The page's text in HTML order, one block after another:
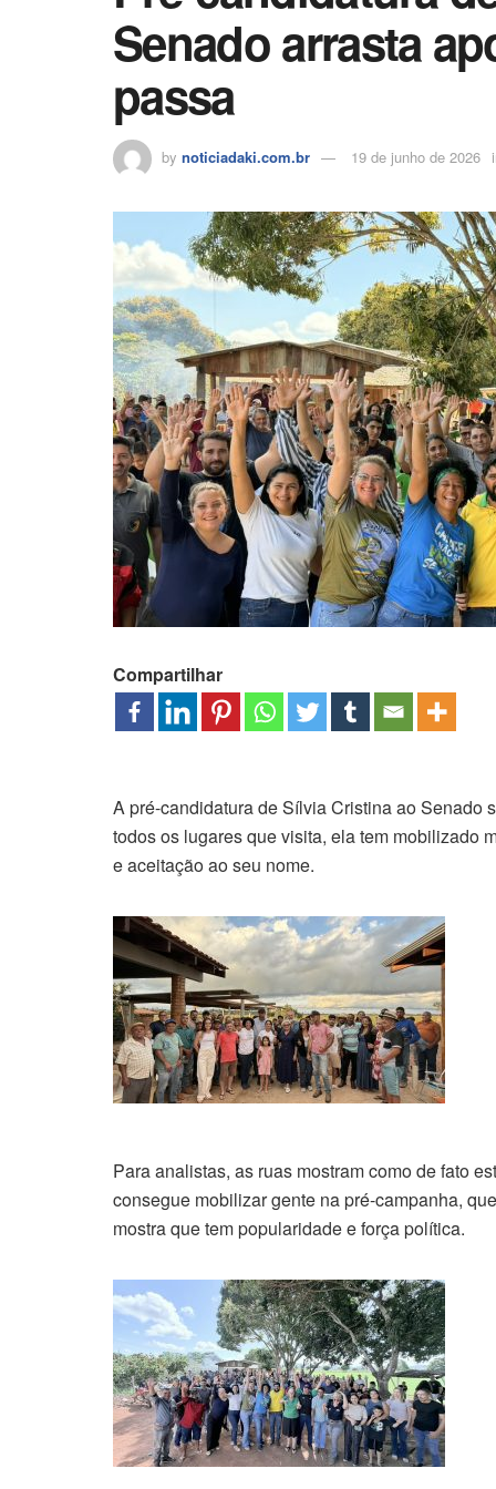
Senado arrasta
passa
by noticiadaki.com.br 19 de junho de 2026
Compartilhar
A pré-candidatura de Sílvia Cristina ao Senado
todos os lugares que visita, ela tem mobilizado
e aceitação ao seu nome.
Para analistas, as ruas mostram como de fato
consegue mobilizar gente na pré-campanha,
mostra que tem popularidade e força política.